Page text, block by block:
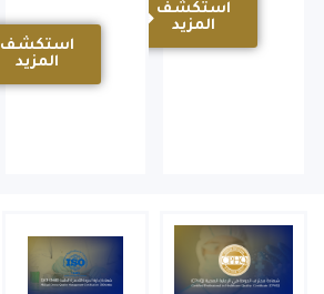
استكشف
المزيد
استكشف
المزيد